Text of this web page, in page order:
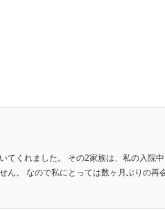
てくれました。 その2家族は、私の入院
ん。 なので私にとっては数ヶ月ぶりの再